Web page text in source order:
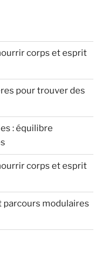
corps et esprit
pour trouver des
: équilibre
corps et esprit
modulaires